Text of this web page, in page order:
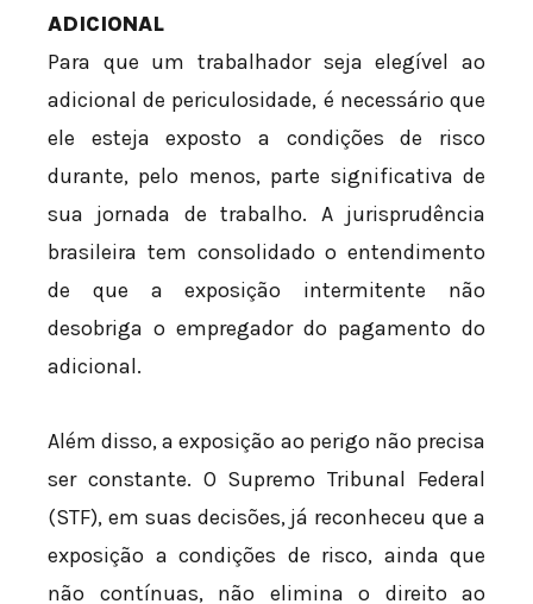
ADICIONAL
Para que um trabalhador seja elegível ao
adicional de periculosidade, é necessário que
ele esteja exposto a condições de risco
durante, pelo menos, parte significativa de
sua jornada de trabalho. A jurisprudência
brasileira tem consolidado o entendimento
de que a exposição intermitente não
desobriga o empregador do pagamento do
adicional.
Além disso, a exposição ao perigo não precisa
ser constante. O Supremo Tribunal Federal
(STF), em suas decisões, já reconheceu que a
exposição a condições de risco, ainda que
não contínuas, não elimina o direito ao